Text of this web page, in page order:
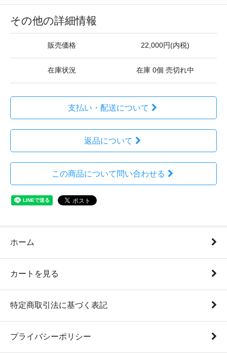
その他の詳細情報
販売価格 22,000円(内税)
在庫状況 在庫 0個 売切れ中
支払い・配送について
返品について
この商品について問い合わせる
ホーム
カートを見る
特定商取引法に基づく表記
プライバシーポリシー